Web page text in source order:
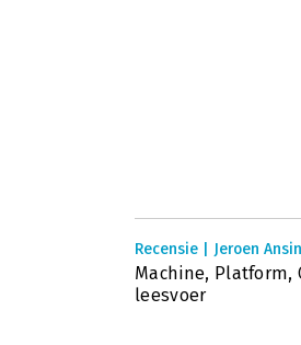
Recensie | Jeroen
Machine, Platform,
leesvoer